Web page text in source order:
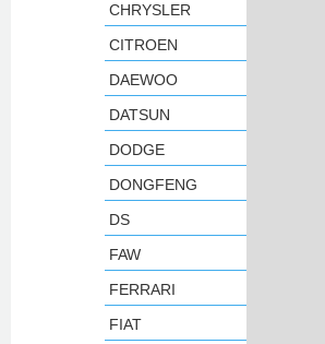
CHRYSLER
CITROEN
DAEWOO
DATSUN
DODGE
DONGFENG
DS
FAW
FERRARI
FIAT